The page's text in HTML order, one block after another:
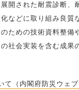
開された耐震診断、
などに取り組み良
ための技術資料整
社会実装を含む成
て（内閣府防災ウェ